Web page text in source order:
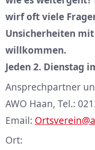
wirf oft viele
Unsicherheiten
willkommen.
Jeden 2. Dienstag
Ansprechpartner
AWO Haan, Tel.:
Email:
Ort: